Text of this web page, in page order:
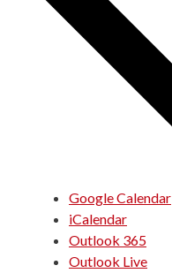
Google Calendar
iCalendar
Outlook 365
Outlook Live